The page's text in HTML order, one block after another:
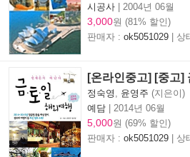
시공사 | 2004년 06월
3,000원 (81% 할인)
판매자 : ok5051029 | 상
[온라인중고] [중고]
정숙영 윤영주 (지은이)
예담 | 2014년 06월
5,000원 (69% 할인)
판매자 : ok5051029 | 상